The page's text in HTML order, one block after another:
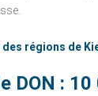
des régions de
DON : 10